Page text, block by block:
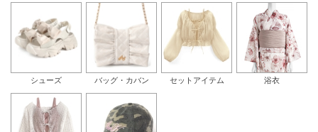
シューズ バッグ・カバン セットアイテム 浴衣